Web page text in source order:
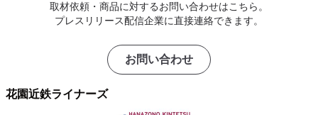
取材依頼・商品に対するお問い合わせはこちら。
プレスリリース配信企業に直接連絡できます。
お問い合わせ
花園近鉄ライナーズ